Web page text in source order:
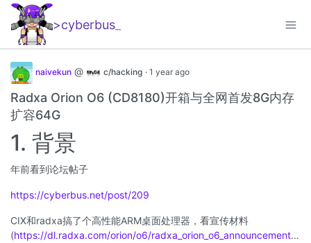
>cyberbus
naivekun @ c/hacking · 1 year ago
Radxa Orion O6 (CD8180)开箱与全网首发8G内存
扩容64G
1. 背景
年前看到论坛帖子
https://cyberbus.net/post/209
CIX和radxa搞了个高性能ARM桌面处理器，看宣传材料
(https://dl.radxa.com/orion/o6/radxa_orion_o6_announcement_presentation_2024_12_18.pdf